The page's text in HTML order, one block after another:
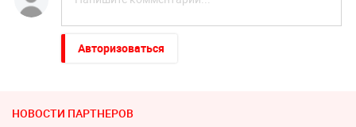
Авторизоваться
НОВОСТИ ПАРТНЕРОВ